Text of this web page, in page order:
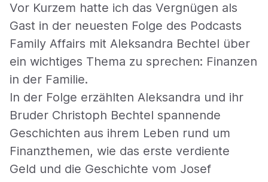
Vor Kurzem hatte ich das Vergnügen als
Gast in der neuesten Folge des Podcasts
Family Affairs mit Aleksandra Bechtel über
ein wichtiges Thema zu sprechen: Finanzen
in der Familie.
In der Folge erzählten Aleksandra und ihr
Bruder Christoph Bechtel spannende
Geschichten aus ihrem Leben rund um
Finanzthemen, wie das erste verdiente
Geld und die Geschichte vom Josef